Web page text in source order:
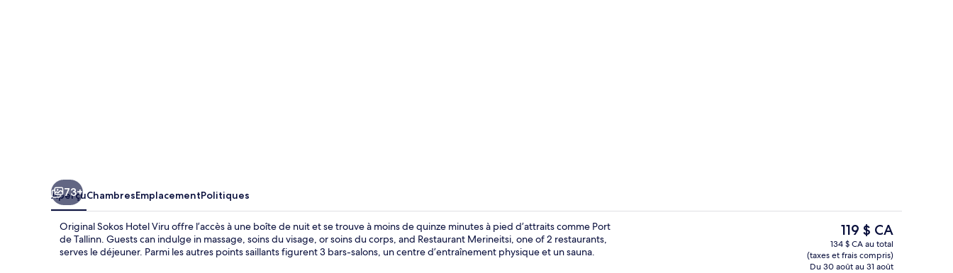
Buffet déjeuner servi tous les jours
73+
AperçuChambresEmplacementPolitiques
Original Sokos Hotel Viru offre l’accès à une boîte de nuit et se trouve à moins de quinze minutes à pied d’attraits comme Port
de Tallinn. Guests can indulge in massage, soins du visage, or soins du corps, and Restaurant Merineitsi, one of 2 restaurants,
serves le déjeuner. Parmi les autres points saillants figurent 3 bars-salons, un centre d’entraînement physique et un sauna.
Le
prix
actuel
est
119 $ CA
134 $ CA au total
(taxes et frais compris)
Du 30 août au 31 août